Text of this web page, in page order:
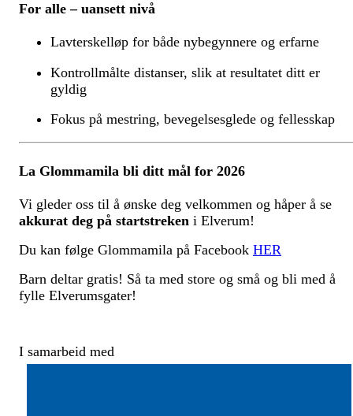
For alle – uansett nivå
Lavterskelløp for både nybegynnere og erfarne
Kontrollmålte distanser, slik at resultatet ditt er
gyldig
Fokus på mestring, bevegelsesglede og fellesskap
La Glommamila bli ditt mål for 2026
Vi gleder oss til å ønske deg velkommen og håper å se
akkurat deg på startstreken i Elverum!
Du kan følge Glommamila på Facebook HER
Barn deltar gratis! Så ta med store og små og bli med å
fylle Elverumsgater!
I samarbeid med